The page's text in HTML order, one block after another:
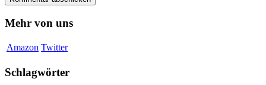
Mehr von uns
Amazon Twitter
Schlagwörter